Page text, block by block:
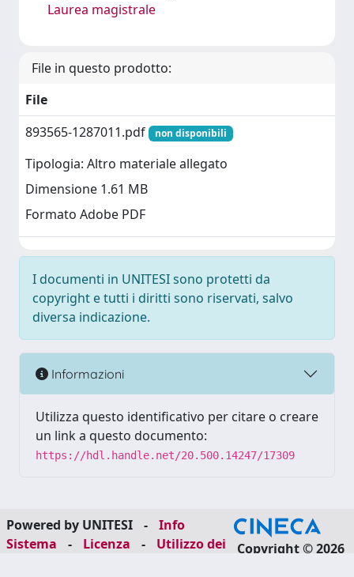
Laurea magistrale
File in questo prodotto:
File
893565-1287011.pdf
non disponibili
Tipologia: Altro materiale allegato
Dimensione 1.61 MB
Formato Adobe PDF
I documenti in UNITESI sono protetti da
copyright e tutti i diritti sono riservati, salvo
diversa indicazione.
Informazioni
Utilizza questo identificativo per citare o creare
un link a questo documento:
https://hdl.handle.net/20.500.14247/17309
Powered by UNITESI -
Info
Sistema
- Licenza -
Utilizzo dei
Copyright © 2026